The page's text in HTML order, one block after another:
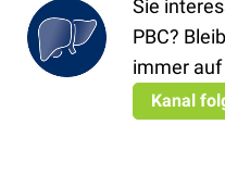
Sie
PBC?
immer
Kanal